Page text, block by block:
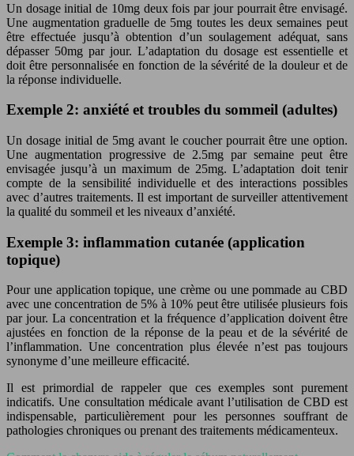
Un dosage initial de 10mg deux fois par jour pourrait être envisagé.
Une augmentation graduelle de 5mg toutes les deux semaines peut
être effectuée jusqu’à obtention d’un soulagement adéquat, sans
dépasser 50mg par jour. L’adaptation du dosage est essentielle et
doit être personnalisée en fonction de la sévérité de la douleur et de
la réponse individuelle.
Exemple 2: anxiété et troubles du sommeil (adultes)
Un dosage initial de 5mg avant le coucher pourrait être une option.
Une augmentation progressive de 2.5mg par semaine peut être
envisagée jusqu’à un maximum de 25mg. L’adaptation doit tenir
compte de la sensibilité individuelle et des interactions possibles
avec d’autres traitements. Il est important de surveiller attentivement
la qualité du sommeil et les niveaux d’anxiété.
Exemple 3: inflammation cutanée (application
topique)
Pour une application topique, une crème ou une pommade au CBD
avec une concentration de 5% à 10% peut être utilisée plusieurs fois
par jour. La concentration et la fréquence d’application doivent être
ajustées en fonction de la réponse de la peau et de la sévérité de
l’inflammation. Une concentration plus élevée n’est pas toujours
synonyme d’une meilleure efficacité.
Il est primordial de rappeler que ces exemples sont purement
indicatifs. Une consultation médicale avant l’utilisation de CBD est
indispensable, particulièrement pour les personnes souffrant de
pathologies chroniques ou prenant des traitements médicamenteux.